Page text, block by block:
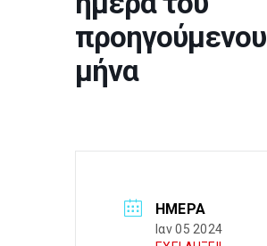
προηγούμενου
μήνα
ΗΜΈΡΑ
Ιαν 05 2024